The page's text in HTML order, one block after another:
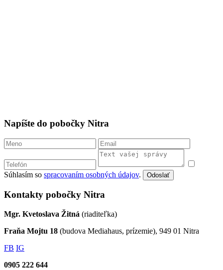
Napíšte do pobočky Nitra
Súhlasím so spracovaním osobných údajov. Odoslať
Kontakty pobočky Nitra
Mgr. Kvetoslava Žitná (riaditeľka)
Fraňa Mojtu 18 (budova Mediahaus, prízemie), 949 01 Nitra
FB IG
0905 222 644